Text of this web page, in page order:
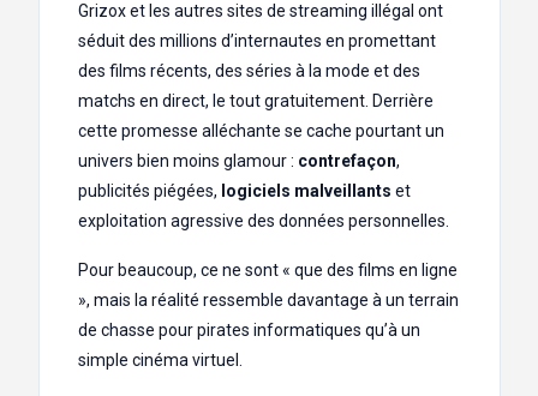
Grizox et les autres sites de streaming illégal ont
séduit des millions d’internautes en promettant
des films récents, des séries à la mode et des
matchs en direct, le tout gratuitement. Derrière
cette promesse alléchante se cache pourtant un
univers bien moins glamour : contrefaçon,
publicités piégées, logiciels malveillants et
exploitation agressive des données personnelles.
Pour beaucoup, ce ne sont « que des films en ligne
», mais la réalité ressemble davantage à un terrain
de chasse pour pirates informatiques qu’à un
simple cinéma virtuel.